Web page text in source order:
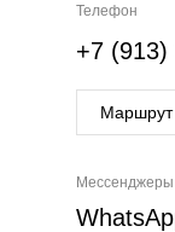
Мессенджеры
Телефон
+7 (913)